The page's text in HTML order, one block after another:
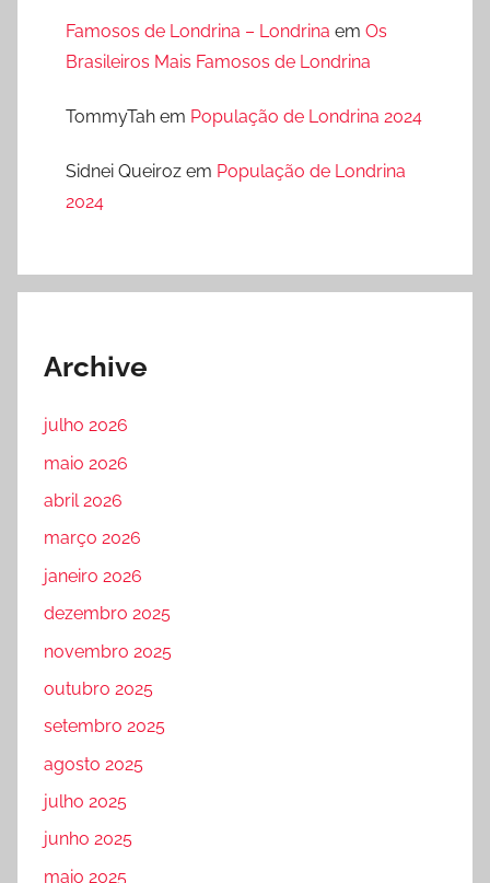
Famosos de Londrina – Londrina em Os
Brasileiros Mais Famosos de Londrina
TommyTah em População de Londrina 2024
Sidnei Queiroz em População de Londrina
2024
Archive
julho 2026
maio 2026
abril 2026
março 2026
janeiro 2026
dezembro 2025
novembro 2025
outubro 2025
setembro 2025
agosto 2025
julho 2025
junho 2025
maio 2025